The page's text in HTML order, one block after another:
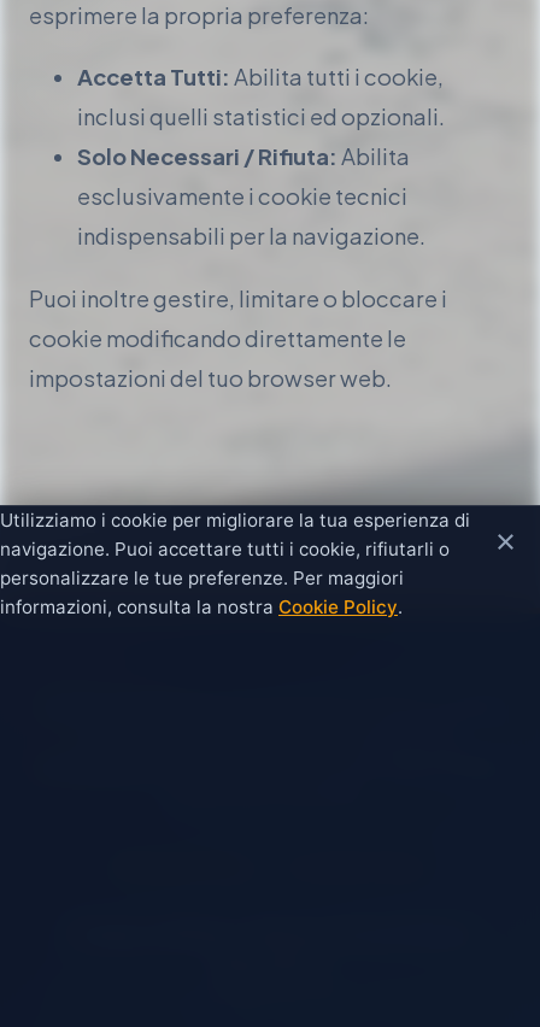
esprimere la propria preferenza:
Accetta Tutti: Abilita tutti i cookie,
inclusi quelli statistici ed opzionali.
Solo Necessari / Rifiuta: Abilita
esclusivamente i cookie tecnici
indispensabili per la navigazione.
Puoi inoltre gestire, limitare o bloccare i
cookie modificando direttamente le
impostazioni del tuo browser web.
×
Utilizziamo i cookie per migliorare la tua esperienza di
navigazione. Puoi accettare tutti i cookie, rifiutarli o
personalizzare le tue preferenze. Per maggiori
informazioni, consulta la nostra Cookie Policy.